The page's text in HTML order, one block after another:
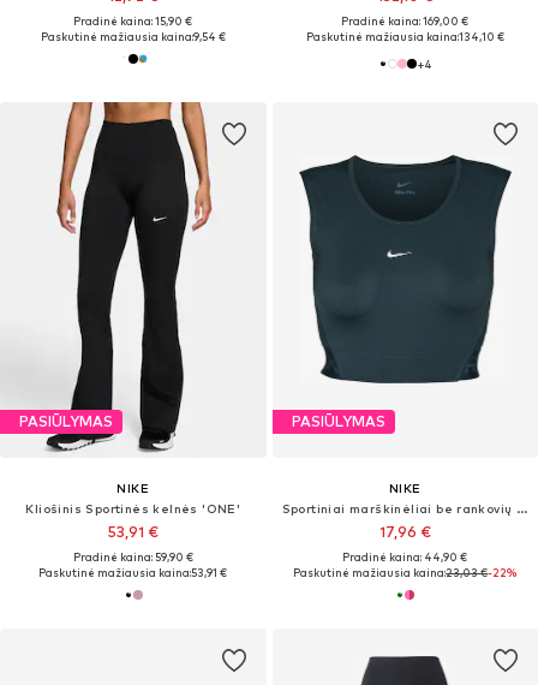
Pradinė kaina: 15,90 €
Paskutinė mažiausia kaina:9,54 €
Pradinė kaina: 169,00 €
Paskutinė mažiausia kaina:134,10 €
+4
PASIŪLYMAS
NIKE
Kliošinis Sportinės kelnės 'ONE'
53,91 €
Pradinė kaina: 59,90 €
Paskutinė mažiausia kaina:53,91 €
PASIŪLYMAS
NIKE
Sportiniai marškinėliai be rankovių 'Nike Pro'
17,96 €
Pradinė kaina: 44,90 €
Paskutinė mažiausia kaina:23,03 €-22%